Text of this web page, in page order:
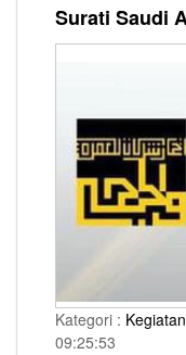
Kategori : Kegiatan
09:25:53